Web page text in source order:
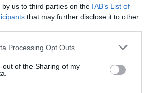
us to third parties on the IAB’s List of
that may further disclose it to other
Processing Opt Outs
out of the Sharing of my